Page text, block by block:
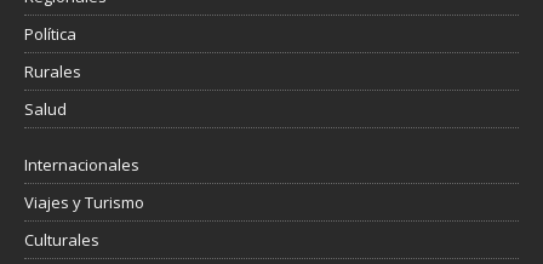
Política
Rurales
Salud
Internacionales
Viajes y Turismo
Culturales